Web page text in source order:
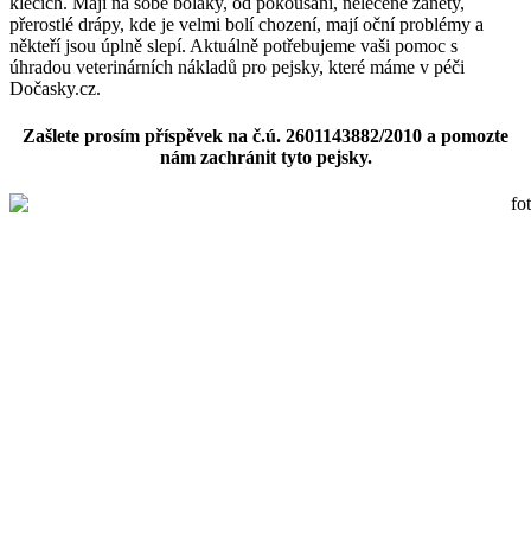
přerostlé drápy, kde je velmi bolí chození, mají oční problémy a
někteří jsou úplně slepí. Aktuálně potřebujeme vaši pomoc s
úhradou veterinárních nákladů pro pejsky, které máme v péči
Dočasky.cz.
Zašlete prosím příspěvek na č.ú. 2601143882/2010 a pomozte
nám zachránit tyto pejsky.